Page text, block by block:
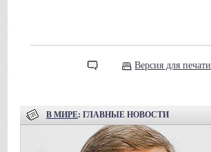
Версия для печати
В МИРЕ: ГЛАВНЫЕ НОВОСТИ